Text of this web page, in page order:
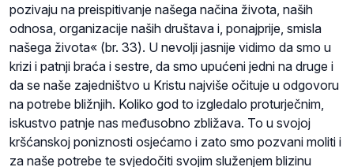
pozivaju na preispitivanje našega načina života, naših
odnosa, organizacije naših društava i, ponajprije, smisla
našega života« (br. 33). U nevolji jasnije vidimo da smo u
krizi i patnji braća i sestre, da smo upućeni jedni na druge i
da se naše zajedništvo u Kristu najviše očituje u odgovoru
na potrebe bližnjih. Koliko god to izgledalo proturječnim,
iskustvo patnje nas međusobno zbližava. To u svojoj
kršćanskoj poniznosti osjećamo i zato smo pozvani moliti i
za naše potrebe te svjedočiti svojim služenjem blizinu